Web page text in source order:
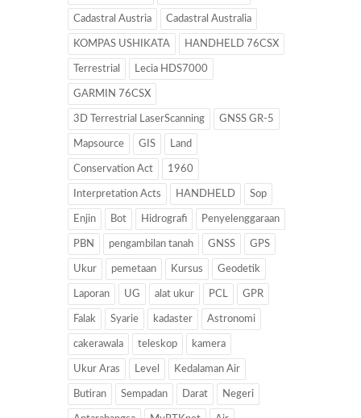
Cadastral Austria Cadastral Australia
KOMPAS USHIKATA HANDHELD 76CSX
Terrestrial Lecia HDS7000
GARMIN 76CSX
3D Terrestrial LaserScanning GNSS GR-5
Mapsource GIS Land
Conservation Act 1960
Interpretation Acts HANDHELD Sop
Enjin Bot Hidrografi Penyelenggaraan
PBN pengambilan tanah GNSS GPS
Ukur pemetaan Kursus Geodetik
Laporan UG alat ukur PCL GPR
Falak Syarie kadaster Astronomi
cakerawala teleskop kamera
Ukur Aras Level Kedalaman Air
Butiran Sempadan Darat Negeri